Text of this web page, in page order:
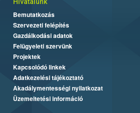
Hivatalunk
Bemutatkozás
Szervezeti felépítés
Gazdálkodási adatok
Felügyeleti szervünk
Projektek
Kapcsolódó linkek
Adatkezelési tájékoztató
Akadálymentességi nyilatkozat
Üzemeltetési információ